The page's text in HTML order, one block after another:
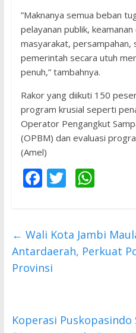
​”Maknanya semua beban
pelayanan publik,
masyarakat, persampahan,
pemerintah secara utuh
penuh,” tambahnya.
​Rakor yang diikuti 150
program krusial seperti
Operator Pengangkut
(OPBM) dan evaluasi
(Amel)
F
b
o
o
T
er
W
s
A
← Wali Kota Jambi
Antardaerah, Perkuat
Provinsi
Koperasi Puskopasindo